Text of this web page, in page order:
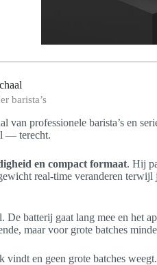
barista’s
professionele barista’s en
— terecht.
en compact formaat. Hij
real-time veranderen
batterij gaat lang mee en het
maar voor grote batches
en geen grote batches weegt.